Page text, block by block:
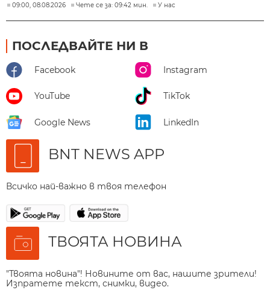
09:00, 08.08.2026 Чете се за: 09:42 мин. У нас
ПОСЛЕДВАЙТЕ НИ В
Facebook Instagram
YouTube TikTok
Google News LinkedIn
BNT NEWS APP
Всичко най-важно в твоя телефон
ТВОЯТА НОВИНА
"Твоята новина"! Новините от вас, нашите зрители!
Изпратете текст, снимки, видео.